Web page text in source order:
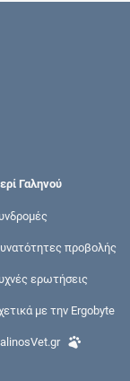
Γαληνού
προβολής
ερωτήσεις
με την Ergobyte